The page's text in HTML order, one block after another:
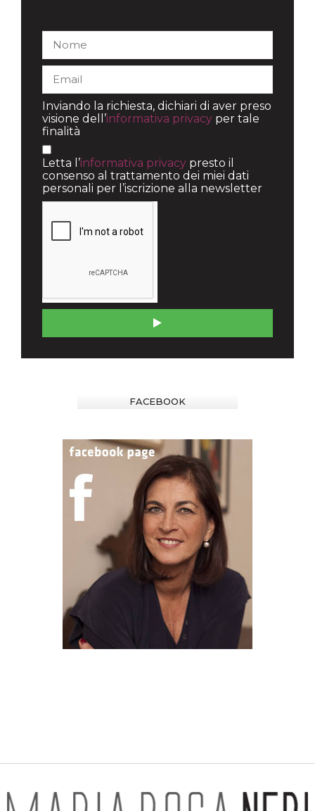
Inviando la richiesta, dichiari di aver preso
visione dell’informativa privacy per tale
finalità
Letta l’informativa privacy presto il
consenso al trattamento dei miei dati
personali per l’iscrizione alla newsletter
FACEBOOK